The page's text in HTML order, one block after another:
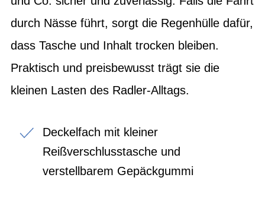
durch Nässe führt, sorgt die Regenhülle dafür,
dass Tasche und Inhalt trocken bleiben.
Praktisch und preisbewusst trägt sie die
kleinen Lasten des Radler-Alltags.
Deckelfach mit kleiner
Reißverschlusstasche und
verstellbarem Gepäckgummi